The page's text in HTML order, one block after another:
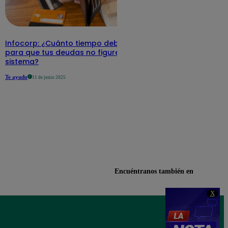
X
Infocorp: ¿Cuánto tiempo debe pasar
para que tus deudas no figuren en su
sistema?
Te ayudo 11 de junio 2025
Encuéntranos también en